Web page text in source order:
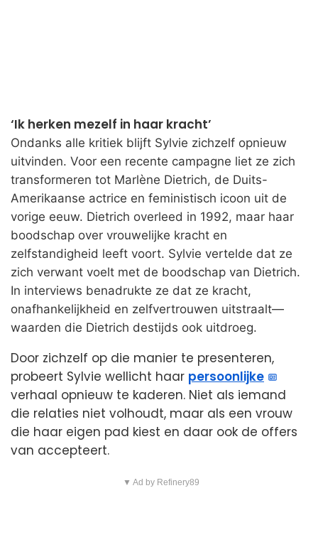
‘Ik herken mezelf in haar kracht’
Ondanks alle kritiek blijft Sylvie zichzelf opnieuw
uitvinden. Voor een recente campagne liet ze zich
transformeren tot Marlène Dietrich, de Duits-
Amerikaanse actrice en feministisch icoon uit de
vorige eeuw. Dietrich overleed in 1992, maar haar
boodschap over vrouwelijke kracht en
zelfstandigheid leeft voort. Sylvie vertelde dat ze
zich verwant voelt met de boodschap van Dietrich.
In interviews benadrukte ze dat ze kracht,
onafhankelijkheid en zelfvertrouwen uitstraalt—
waarden die Dietrich destijds ook uitdroeg.
Door zichzelf op die manier te presenteren,
probeert Sylvie wellicht haar persoonlijke
verhaal opnieuw te kaderen. Niet als iemand
die relaties niet volhoudt, maar als een vrouw
die haar eigen pad kiest en daar ook de offers
van accepteert.
▼ Ad by Refinery89